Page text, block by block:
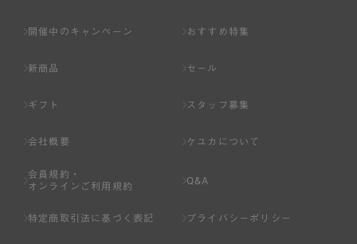
開催中のキャンペーン おすすめ特集
新商品 セール
ギフト スタッフ募集
会社概要 ケユカについて
会員規約・
オンラインご利用規約
Q&A
特定商取引法に基づく表記 プライバシーポリシー